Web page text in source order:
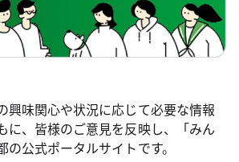
興味関心や状況に応じて必要な情報
に、皆様のご意見を反映し、「みん
公式ポータルサイトです。